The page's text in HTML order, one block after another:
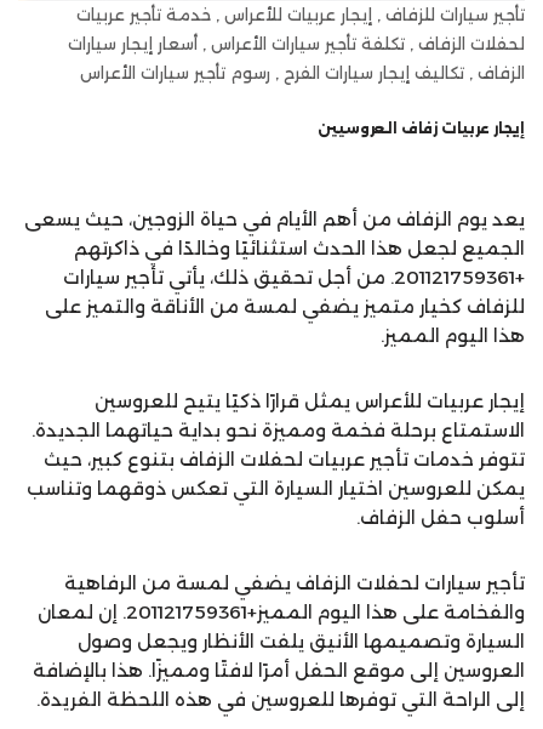
تأجير سيارات للزفاف , إيجار عربيات للأعراس , خدمة تأجير عربيات
لحفلات الزفاف , تكلفة تأجير سيارات الأعراس , أسعار إيجار سيارات
الزفاف , تكاليف إيجار سيارات الفرح , رسوم تأجير سيارات الأعراس
إيجار عربيات زفاف العروسيين
يعد يوم الزفاف من أهم الأيام في حياة الزوجين، حيث يسعى
الجميع لجعل هذا الحدث استثنائيًا وخالدًا في ذاكرتهم
+201121759361. من أجل تحقيق ذلك، يأتي تأجير سيارات
للزفاف كخيار متميز يضفي لمسة من الأناقة والتميز على
هذا اليوم المميز.
إيجار عربيات للأعراس يمثل قرارًا ذكيًا يتيح للعروسين
الاستمتاع برحلة فخمة ومميزة نحو بداية حياتهما الجديدة.
تتوفر خدمات تأجير عربيات لحفلات الزفاف بتنوع كبير، حيث
يمكن للعروسين اختيار السيارة التي تعكس ذوقهما وتناسب
أسلوب حفل الزفاف.
تأجير سيارات لحفلات الزفاف يضفي لمسة من الرفاهية
والفخامة على هذا اليوم المميز+201121759361. إن لمعان
السيارة وتصميمها الأنيق يلفت الأنظار ويجعل وصول
العروسين إلى موقع الحفل أمرًا لافتًا ومميزًا. هذا بالإضافة
إلى الراحة التي توفرها للعروسين في هذه اللحظة الفريدة.